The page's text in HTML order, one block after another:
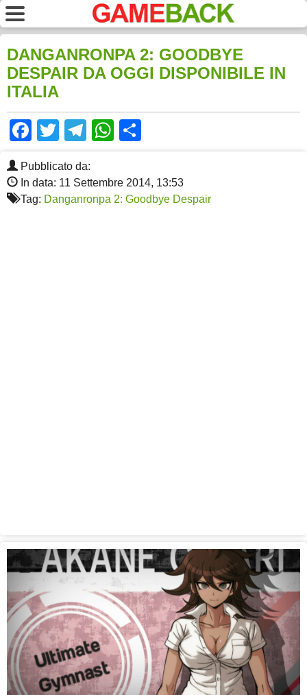
DANGANRONPA 2: GOODBYE
DESPAIR DA OGGI DISPONIBILE IN
ITALIA
Facebook
TwitterTelegram
WhatsApp
Pubblicato da:
In data: 11 Settembre 2014, 13:53
Tag: Danganronpa 2: Goodbye Despair